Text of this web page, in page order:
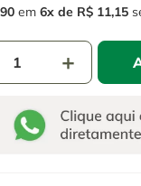
90 em 6 R$ 11,15
＋